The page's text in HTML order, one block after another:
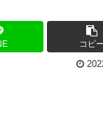
コピー